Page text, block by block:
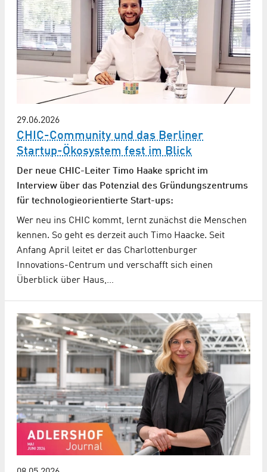
29.06.2026
CHIC-Community und das Berliner
Startup-Ökosystem fest im Blick
Der neue CHIC-Leiter Timo Haake spricht im
Interview über das Potenzial des Gründungszentrums
für technologieorientierte Start-ups:
Wer neu ins CHIC kommt, lernt zunächst die Menschen
kennen. So geht es derzeit auch Timo Haacke. Seit
Anfang April leitet er das Charlottenburger
Innovations-Centrum und verschafft sich einen
Überblick über Haus,…